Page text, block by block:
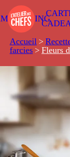
Accueil >
farcies > Fleurs